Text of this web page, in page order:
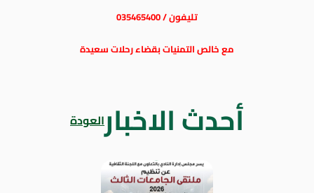
تليفون / 035465400
مع خالص التمنيات بقضاء رحلات سعيدة
أحدث الاخبارالعودة